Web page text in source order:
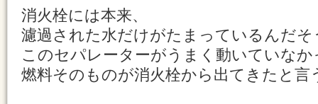
消火栓には本来、
濾過された水だけがたまっているんだそ
このセパレーターがうまく動いていなか
燃料そのものが消火栓から出てきたと言